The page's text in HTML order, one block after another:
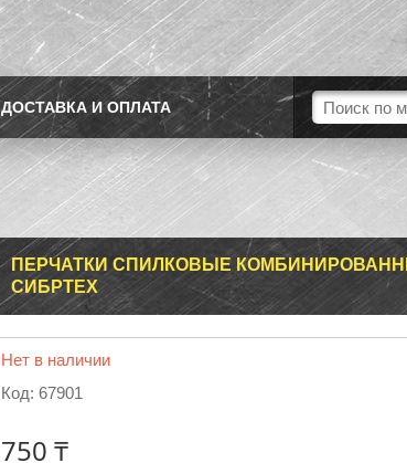
ДОСТАВКА И ОПЛАТА
ПЕРЧАТКИ СПИЛКОВЫЕ
СИБРТЕХ
Нет в наличии
Код: 67901
750 ₸